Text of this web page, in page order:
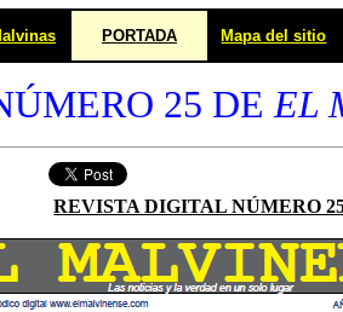
PORTADA Mapa del sitio
25 DE EL
REVISTA DIGITAL NÚMERO